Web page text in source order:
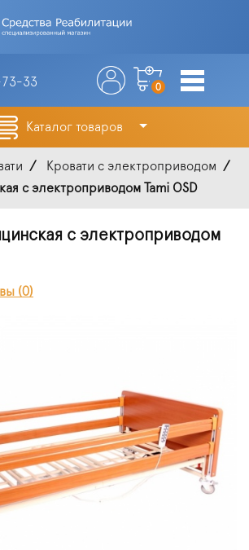
33 0
Каталог товаров
Кровати с электроприводом
с электроприводом Tami OSD
с электроприводом
(0)